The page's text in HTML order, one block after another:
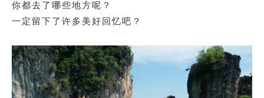
你都去了哪些地方呢？
一定留下了许多美好回忆吧？